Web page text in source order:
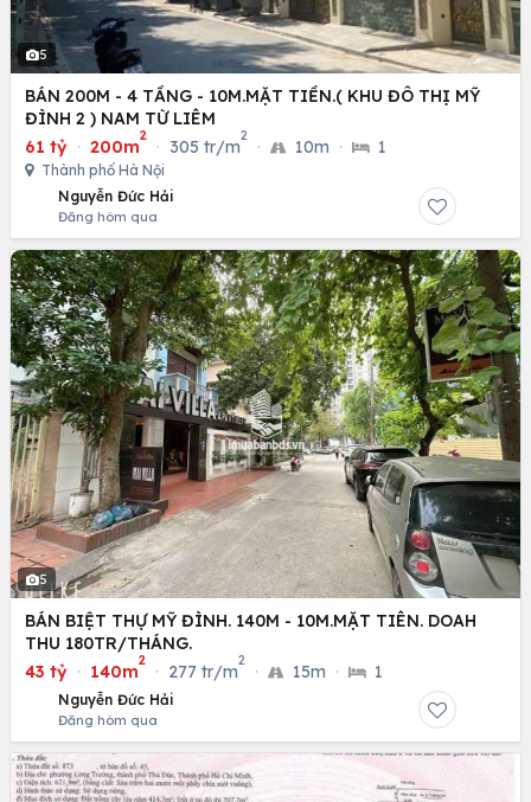
5
BÁN 200M - 4 TẦNG - 10M.MẶT TIỀN.( KHU ĐÔ THỊ MỸ
ĐÌNH 2 ) NAM TỪ LIÊM
61 tỷ · 200m
2
· 305 tr/m
2
· 10m · 1
Thành phố Hà Nội
Nguyễn Đức Hải
Đăng hôm qua
5
BÁN BIỆT THỰ MỸ ĐÌNH. 140M - 10M.MẶT TIÊN. DOAH
THU 180TR/THÁNG.
43 tỷ · 140m
2
· 277 tr/m
2
· 15m · 1
Nguyễn Đức Hải
Đăng hôm qua